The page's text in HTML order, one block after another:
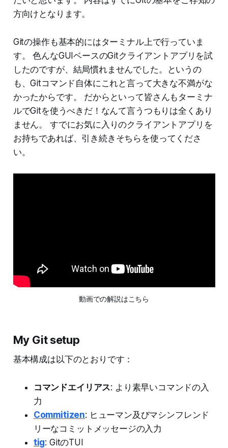
方向けとなります。
Gitの操作も基本的にはターミナル上で行っていま
す。 色んなGUIベースのGitクライアントアプリを試
したのですが、結局慣れませんでした。というの
も、Gitコマンド自体にこれと言って大きな不満がな
かったからです。 だからといって皆さんもターミナ
ルでGitを使うべきだ！なんて言うつもりは全くあり
ません。 すでにお気に入りのクライアントアプリを
お持ちであれば、引き続きそちらを使ってくださ
い。
動画での解説はこちら
My Git setup
基本構成は以下のとおりです：
コマンドエイリアス: より素早いコマンドの入
力
Commitizen: ヒューマン及びマシンフレンド
リーなコミットメッセージの入力
tig: GitのTUI